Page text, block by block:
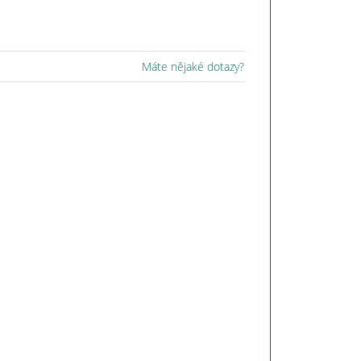
Máte nějaké dotazy?